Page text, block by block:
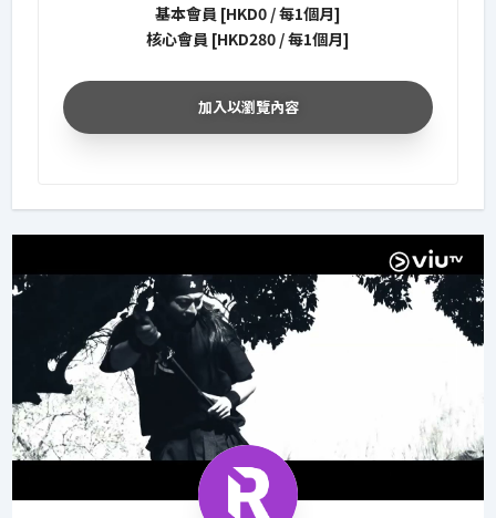
基本會員 [HKD0 /每1個月]
核心會員 [HKD280 /每1個月]
加入以瀏覽內容